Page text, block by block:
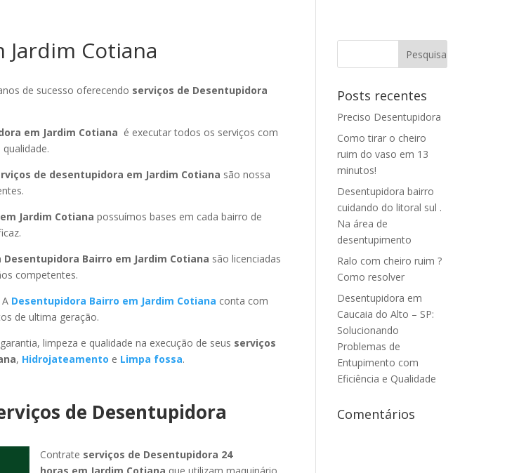
Cotiana
de sucesso oferecendo serviços de Desentupidora
em Jardim Cotiana é executar todos os serviços com
de desentupidora em Jardim Cotiana são nossa
Jardim Cotiana possuímos bases em cada bairro de
Desentupidora Bairro em Jardim Cotiana são licenciadas
competentes.
A Desentupidora Bairro em Jardim Cotiana conta com
de ultima geração.
limpeza e qualidade na execução de seus serviços
, Hidrojateamento e Limpa fossa.
de Desentupidora
Contrate serviços de Desentupidora 24
Posts recentes
Preciso Desentupidora
Como tirar o cheiro
ruim do vaso em 13
minutos!
Desentupidora bairro
cuidando do litoral sul .
Na área de
desentupimento
Ralo com cheiro ruim ?
Como resolver
Desentupidora em
Caucaia do Alto – SP:
Solucionando
Problemas de
Entupimento com
Eficiência e Qualidade
Comentários